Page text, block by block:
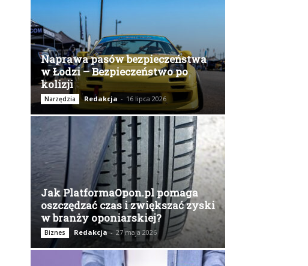
Naprawa pasów bezpieczeństwa
w Łodzi – Bezpieczeństwo po
kolizji
Narzędzia Redakcja - 16 lipca 2026
Jak PlatformaOpon.pl pomaga
oszczędzać czas i zwiększać zyski
w branży oponiarskiej?
Biznes Redakcja - 27 maja 2026